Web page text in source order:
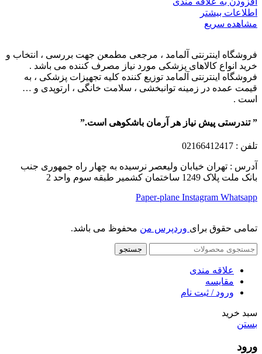
اطلاعات بیشتر
مشاهده سریع
فروشگاه اینترنتی آلمامد ، مرجعی مطمعن جهت بررسی ، انتخاب و
خرید انواع کالاهای پزشکی مورد نیاز مصرف کننده می باشد .
فروشگاه اینترنتی آلمامد توزیع کننده کلیه تجهیزات پزشکی ، به
قیمت عمده در زمینه توانبخشی ، سلامت خانگی ، ارتوپدی و …
است .
” تندرستی پیش نیاز هر آرمان باشکوهی است.”
تلفن : 02166412417
آدرس : تهران خیابان ولیعصر نرسیده به چهار راه جمهوری جنب
بانک ملت پلاک 1249 ساختمان کشمیر طبقه سوم واحد 2
Paper-plane Instagram Whatsapp
تمامی حقوق برای وردپرس من محفوظ می باشد.
جستجو
علاقه مندی
مقایسه
ورود / ثبت نام
سبد خرید
بستن
ورود